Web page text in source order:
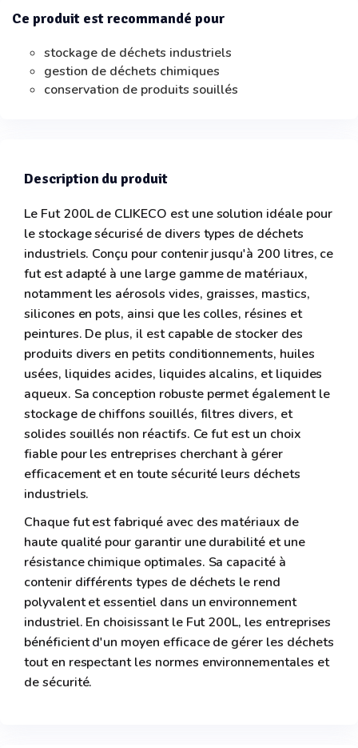
Ce produit est recommandé pour
stockage de déchets industriels
gestion de déchets chimiques
conservation de produits souillés
Description du produit
Le Fut 200L de CLIKECO est une solution idéale pour
le stockage sécurisé de divers types de déchets
industriels. Conçu pour contenir jusqu'à 200 litres, ce
fut est adapté à une large gamme de matériaux,
notamment les aérosols vides, graisses, mastics,
silicones en pots, ainsi que les colles, résines et
peintures. De plus, il est capable de stocker des
produits divers en petits conditionnements, huiles
usées, liquides acides, liquides alcalins, et liquides
aqueux. Sa conception robuste permet également le
stockage de chiffons souillés, filtres divers, et
solides souillés non réactifs. Ce fut est un choix
fiable pour les entreprises cherchant à gérer
efficacement et en toute sécurité leurs déchets
industriels.
Chaque fut est fabriqué avec des matériaux de
haute qualité pour garantir une durabilité et une
résistance chimique optimales. Sa capacité à
contenir différents types de déchets le rend
polyvalent et essentiel dans un environnement
industriel. En choisissant le Fut 200L, les entreprises
bénéficient d'un moyen efficace de gérer les déchets
tout en respectant les normes environnementales et
de sécurité.